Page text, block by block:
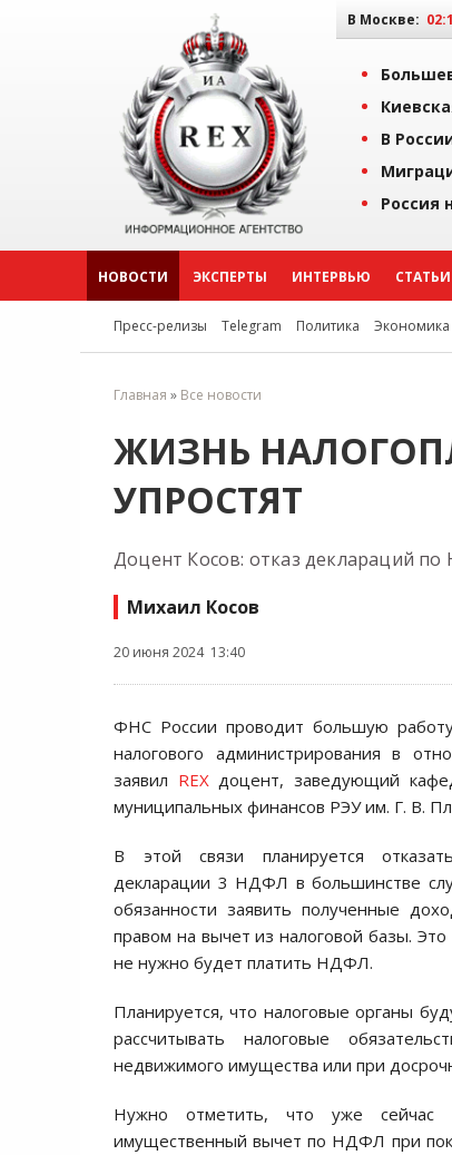
В Москве:
В
Россия
НОВОСТИ ЭКСПЕРТЫ ИНТЕРВЬЮ СТАТЬИ
Пресс-релизы Telegram Политика Экономика
Главная » Все новости
ЖИЗНЬ
УПРОСТЯТ
Доцент Косов: отказ деклараций
Михаил Косов
20 июня 2024 13:40
ФНС России проводит большую
налогового администрирования в
заявил REXдоцент, заведующий
муниципальных финансов РЭУ им. Г. В.
В этой связи планируется
декларации 3 НДФЛ в большинстве
обязанности заявить полученные
правом на вычет из налоговой базы.
не нужно будет платить НДФЛ.
Планируется, что налоговые органы
рассчитывать налоговые
недвижимого имущества или при
Нужно отметить, что уже сейчас
имущественный вычет по НДФЛ при